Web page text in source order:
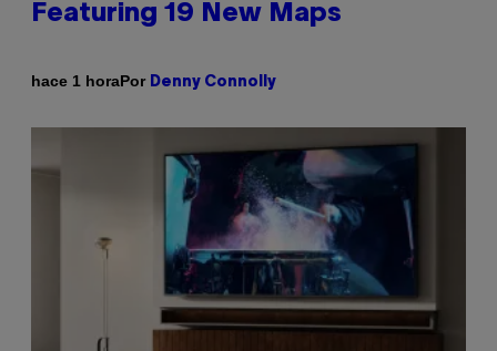
Featuring 19 New Maps
hace 1 horaPor Denny Connolly